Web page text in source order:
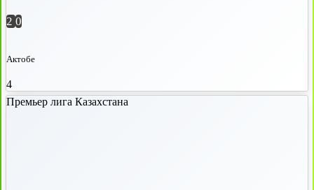
2 0
Актобе
4
Премьер лига Казахстана